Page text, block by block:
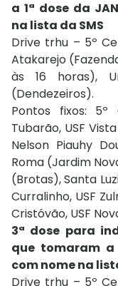
a 1ª dose da
na lista da SMS
Drive trhu – 5º
Atakarejo
às 16 horas),
(Dendezeiros).
Pontos fixos: 5º
Tubarão, USF
Nelson Piauhy
Roma (Jardim
(Brotas), Santa
Curralinho, USF
Cristóvão, USF
3ª dose para
que tomaram a
com nome na
Drive trhu – 5º